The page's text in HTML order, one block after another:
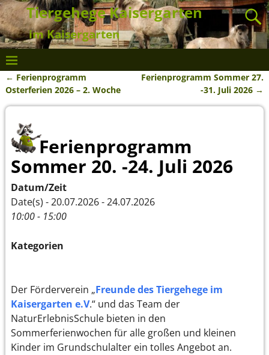
Tiergehege Kaisergarten
im Kaisergarten
Artikelnavigation
← Ferienprogramm
Osterferien 2026 – 2. Woche
Ferienprogramm Sommer 27.
-31. Juli 2026 →
Ferienprogramm
Sommer 20. -24. Juli 2026
Datum/Zeit
Date(s) - 20.07.2026 - 24.07.2026
10:00 - 15:00
Kategorien
Der Förderverein „Freunde des Tiergehege im
Kaisergarten e.V.“ und das Team der
NaturErlebnisSchule bieten in den
Sommerferienwochen für alle großen und kleinen
Kinder im Grundschulalter ein tolles Angebot an.